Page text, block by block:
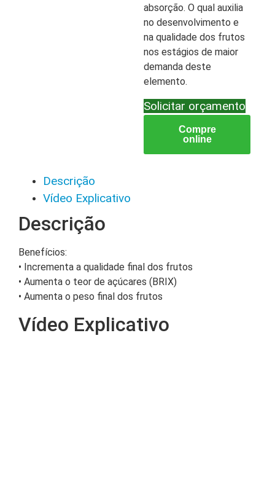
absorção. O qual auxilia
no desenvolvimento e
na qualidade dos frutos
nos estágios de maior
demanda deste
elemento.
Solicitar orçamento
Compre
online
Descrição
Vídeo Explicativo
Descrição
Benefícios:
• Incrementa a qualidade final dos frutos
• Aumenta o teor de açúcares (BRIX)
• Aumenta o peso final dos frutos
Vídeo Explicativo